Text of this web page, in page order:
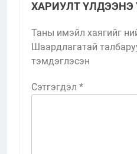
ХАРИУЛТ ҮЛДЭЭНЭ
Таны имэйл хаягийг
Шаардлагатай
тэмдэглэсэн
Сэтгэгдэл *